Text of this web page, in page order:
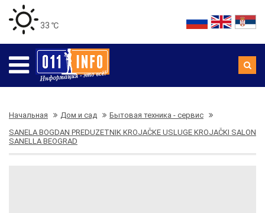
33 ℃
Начальная Дом и сад
Бытовая техника - сервис
SANELA BOGDAN PREDUZETNIK KROJAČKE USLUGE KROJAČKI SALON
SANELLA BEOGRAD